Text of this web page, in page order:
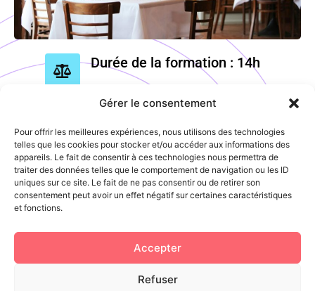
Gérer le consentement
Pour offrir les meilleures expériences, nous utilisons des technologies
telles que les cookies pour stocker et/ou accéder aux informations des
appareils. Le fait de consentir à ces technologies nous permettra de
traiter des données telles que le comportement de navigation ou les ID
uniques sur ce site. Le fait de ne pas consentir ou de retirer son
consentement peut avoir un effet négatif sur certaines caractéristiques
et fonctions.
Accepter
Refuser
Durée de la formation : 14h
Accès au cours : présentiel
Type de formation : qualifiante
Tarif
programme